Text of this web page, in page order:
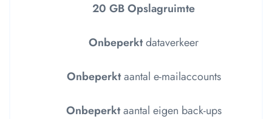
20 GB Opslagruimte
Onbeperktdataverkeer
Onbeperktaantal e-mailaccounts
Onbeperktaantal eigen back-ups